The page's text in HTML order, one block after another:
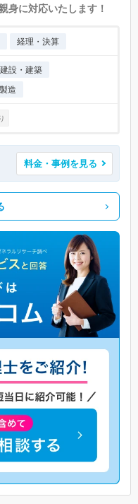
身に対応いたします！
経理・決算
建設・建築
製造
料金・事例を見る